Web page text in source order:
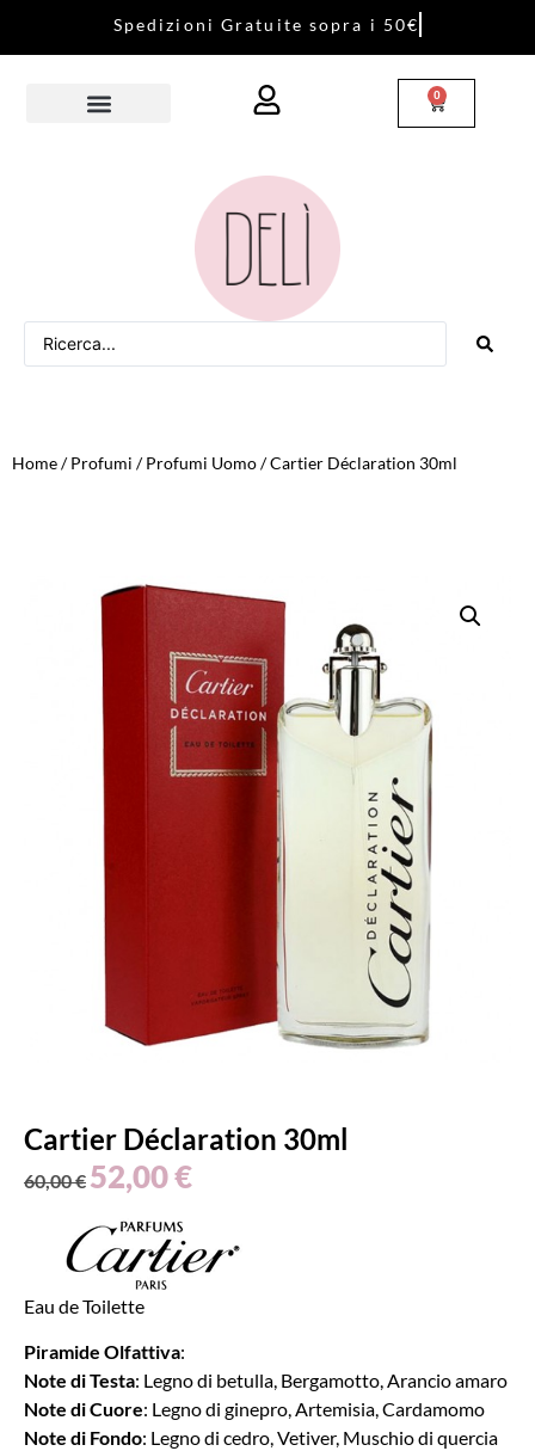
Sped izi on i Gratu ite sopra i 50€
0
Home/Profumi /Profumi Uomo/ Cartier Déclaration 30ml
Cartier Déclaration 30ml
60,00€ 52,00€
Eau de Toilette
Piramide Olfattiva:
Note di Testa: Legno di betulla, Bergamotto, Arancio amaro
Note di Cuore: Legno di ginepro, Artemisia, Cardamomo
Note di Fondo: Legno di cedro, Vetiver, Muschio di quercia